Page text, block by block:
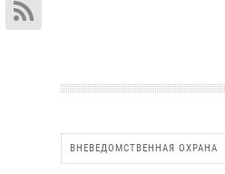
ВНЕВЕДОМСТВЕННАЯ ОХРАНА